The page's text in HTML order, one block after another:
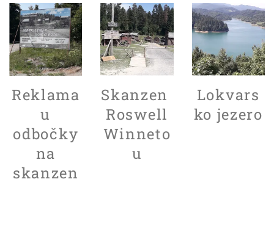
Reklama
u
odbočky
na
skanzen
Skanzen
Roswell
Winneto
u
Lokvars
ko jezero